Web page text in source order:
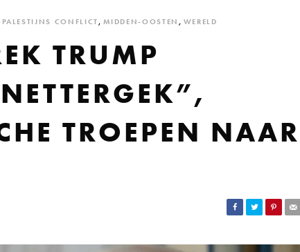
CONFLICT , MIDDEN-OOSTEN , WERELD
TRUMP
TROEPEN NAAR